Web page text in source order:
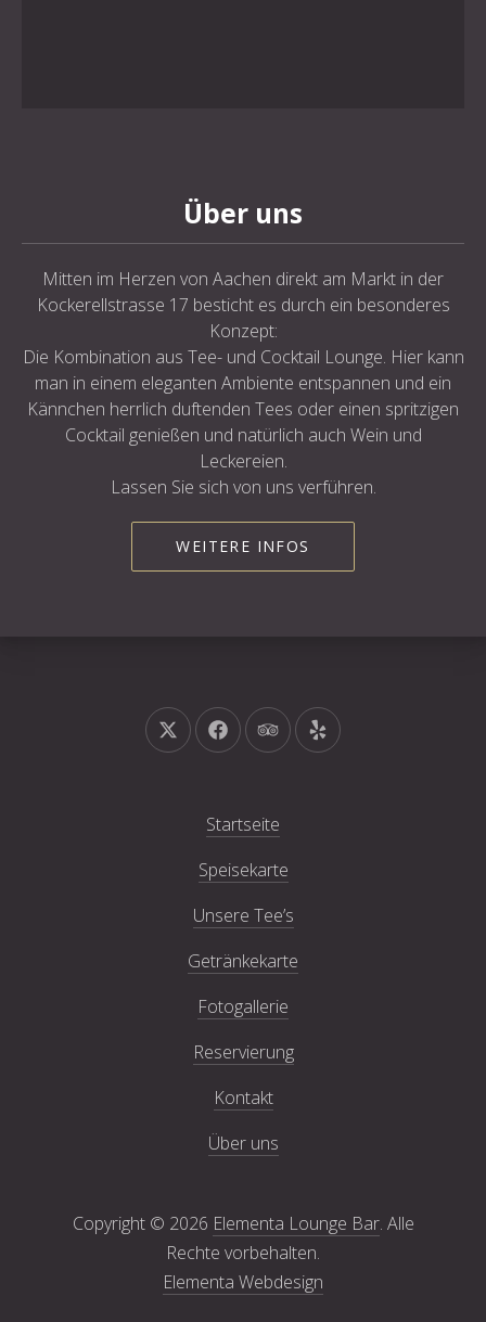
Über uns
Mitten im Herzen von Aachen direkt am Markt in der
Kockerellstrasse 17 besticht es durch ein besonderes
Konzept:
Die Kombination aus Tee- und Cocktail Lounge. Hier kann
man in einem eleganten Ambiente entspannen und ein
Kännchen herrlich duftenden Tees oder einen spritzigen
Cocktail genießen und natürlich auch Wein und
Leckereien.
Lassen Sie sich von uns verführen.
WEITERE INFOS
Neues Fenster
Neues Fenster
Neues FensterNeues Fenster
Startseite
Speisekarte
Unsere Tee’s
Getränkekarte
Fotogallerie
Reservierung
Kontakt
Über uns
Copyright © 2026 Elementa Lounge Bar. Alle
Rechte vorbehalten.
Elementa Webdesign